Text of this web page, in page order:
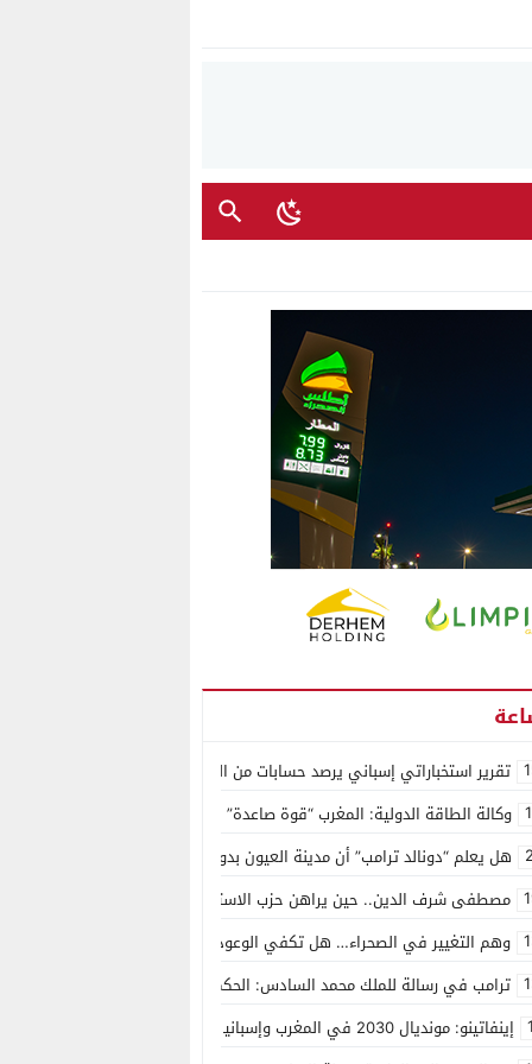
تقرير استخباراتي إسباني يرصد حسابات من الجزائر وأرقاما بـ”213+” ضمن حملة رقمية منظمة حرّضت على اقتحام سبتة
وكالة الطاقة الدولية: المغرب “قوة صاعدة” في سوق المعادن الاستراتيجية
هل يعلم “دونالد ترامب” أن مدينة العيون بدون ماء؟
مصطفى شرف الدين.. حين يراهن حزب الاستقلال على الكفاءة ويمنح الشباب
وهم التغيير في الصحراء… هل تكفي الوعود الفارغة لصناعة الواقع؟
ترامب في رسالة للملك محمد السادس: الحكم الذاتي هو الأساس الوحيد لحل
إينفاتينو: مونديال 2030 في المغرب وإسبانيا والبرتغال سيكون “الأجمل في التاريخ”